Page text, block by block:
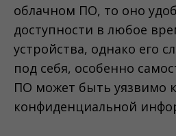
облачном ПО, то оно
доступности в любое
устройства, однако его
под себя, особенно
ПО может быть уязвимо
конфиденциальной